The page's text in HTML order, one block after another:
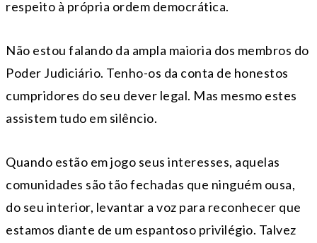
respeito à própria ordem democrática.
Não estou falando da ampla maioria dos membros do
Poder Judiciário. Tenho-os da conta de honestos
cumpridores do seu dever legal. Mas mesmo estes
assistem tudo em silêncio.
Quando estão em jogo seus interesses, aquelas
comunidades são tão fechadas que ninguém ousa,
do seu interior, levantar a voz para reconhecer que
estamos diante de um espantoso privilégio. Talvez